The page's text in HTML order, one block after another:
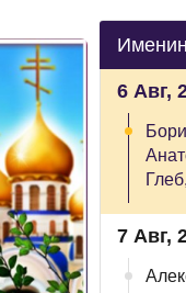
6 Авг,
Глеб,
7 Авг,